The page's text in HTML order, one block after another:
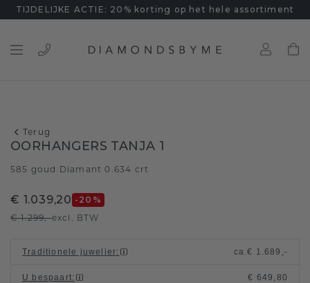
TIJDELIJKE ACTIE: 20% korting op het hele assortiment
Terug
OORHANGERS TANJA 1
585 goud Diamant 0.634 crt
€ 1.039,20 -20 %
€ 1.299,-excl. BTW
Traditionele juwelier: ca.€ 1.689,-
U bespaart: € 649,80